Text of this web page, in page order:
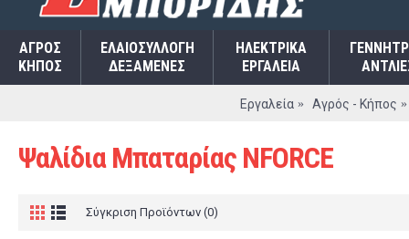
ΑΓΡΌΣ
ΚΉΠΟΣ
ΕΛΑΙΟΣΥΛΛΟΓΉ
ΔΕΞΑΜΕΝΈΣ
ΗΛΕΚΤΡΙΚΆ
ΕΡΓΑΛΕΊΑ
Εργαλεία Αγρός - Κήπος
Ψαλίδια Μπαταρίας NFORCE
Σύγκριση Προϊόντων (0)